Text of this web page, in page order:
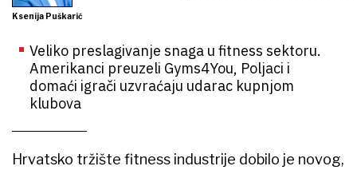
Ksenija Puškarić
Veliko preslagivanje snaga u fitness sektoru.
Amerikanci preuzeli Gyms4You, Poljaci i
domaći igrači uzvraćaju udarac kupnjom
klubova
Hrvatsko tržište fitness industrije dobilo je novog,